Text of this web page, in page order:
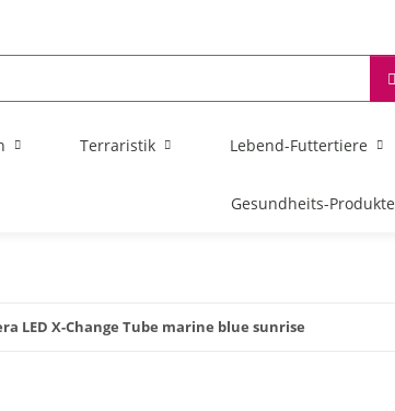
Terraristik Lebend-Futtertiere
Gesundheits-Produkte
LED X-Change Tube marine blue sunrise